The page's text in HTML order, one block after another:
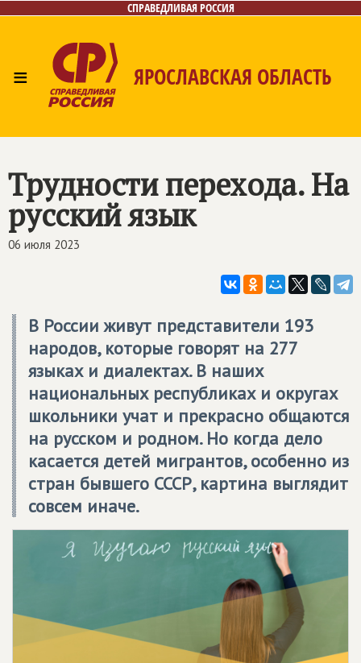
СПРАВЕДЛИВАЯ РОССИЯ
≡ ЯРОСЛАВСКАЯ ОБЛАСТЬ
Трудности перехода. На
русский язык
06 июля 2023
В России живут представители 193
народов, которые говорят на 277
языках и диалектах. В наших
национальных республиках и округах
школьники учат и прекрасно общаются
на русском и родном. Но когда дело
касается детей мигрантов, особенно из
стран бывшего СССР, картина выглядит
совсем иначе.